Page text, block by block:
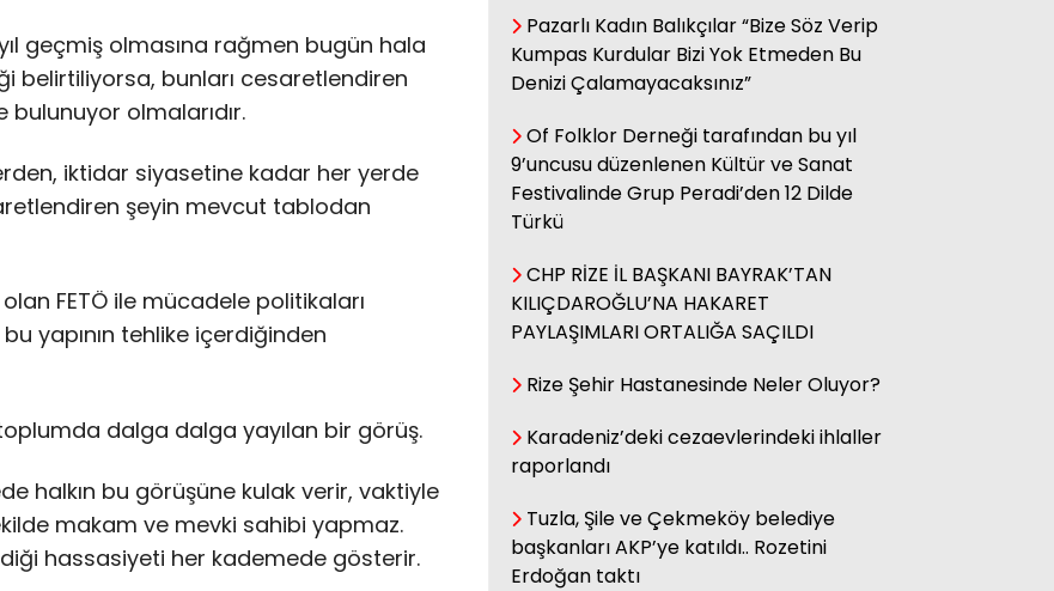
geçmiş olmasına rağmen bugün hala
belirtiliyorsa, bunları cesaretlendiren
olmalarıdır.
iktidar siyasetine kadar her yerde
şeyin mevcut tablodan
FETÖ ile mücadele politikaları
yapının tehlike içerdiğinden
dalga dalga yayılan bir görüş.
halkın bu görüşüne kulak verir, vaktiyle
makam ve mevki sahibi yapmaz.
hassasiyeti her kademede gösterir.
Kamil Kopuz
Din, Siyaset ve Toplum
Hasan Azakli
YENİ EĞİTİM ÖĞRETİM YILI
Hasan Küçük
Elektrikte Taksite Bağlanmış
Fatma Genc
Pazarlı Kadın Balıkçılar “Bize Söz Verip
Kumpas Kurdular Bizi Yok Etmeden Bu
Denizi Çalamayacaksınız”
Of Folklor Derneği tarafından bu yıl
9’uncusu düzenlenen Kültür ve Sanat
Festivalinde Grup Peradi’den 12 Dilde
Türkü
CHP RİZE İL BAŞKANI BAYRAK’TAN
KILIÇDAROĞLU’NA HAKARET
PAYLAŞIMLARI ORTALIĞA SAÇILDI
Rize Şehir Hastanesinde Neler Oluyor?
Karadeniz’deki cezaevlerindeki ihlaller
raporlandı
Tuzla, Şile ve Çekmeköy belediye
başkanları AKP’ye katıldı.. Rozetini
Erdoğan taktı